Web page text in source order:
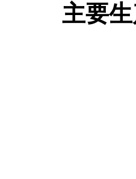
主要